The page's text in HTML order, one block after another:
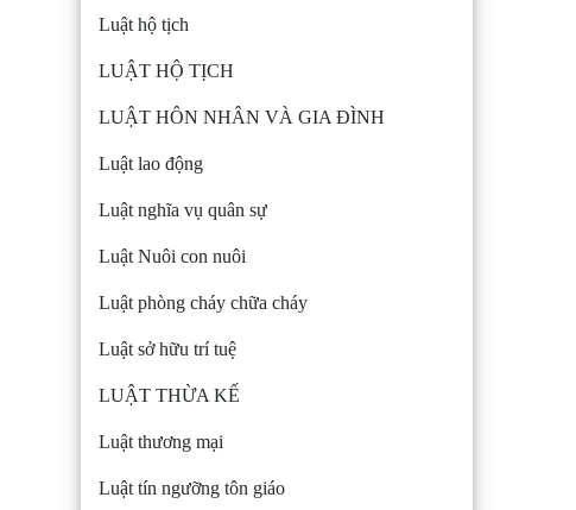
Luật hộ tịch
LUẬT HỘ TỊCH
LUẬT HÔN NHÂN VÀ GIA ĐÌNH
Luật lao động
Luật nghĩa vụ quân sự
Luật Nuôi con nuôi
Luật phòng cháy chữa cháy
Luật sở hữu trí tuệ
LUẬT THỪA KẾ
Luật thương mại
Luật tín ngưỡng tôn giáo